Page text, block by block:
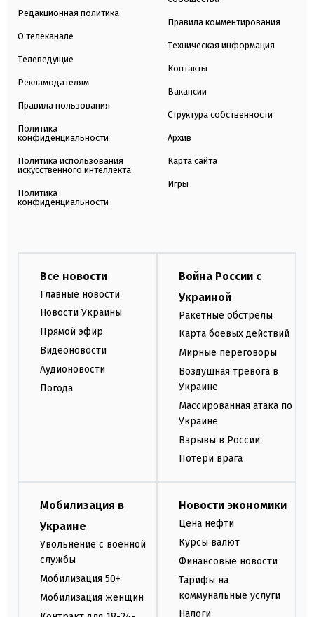
Редакционная политика
О телеканале
Телеведущие
Рекламодателям
Правила пользования
Политика
конфиденциальности
Политика использования
искусственного интеллекта
Политика
конфиденциальности
Правила комментирования
Техническая информация
Контакты
Вакансии
Структура собственности
Архив
Карта сайта
Игры
Все новости
Главные новости
Новости Украины
Прямой эфир
Видеоновости
Аудионовости
Погода
Война России с
Украиной
Ракетные обстрелы
Карта боевых действий
Мирные переговоры
Воздушная тревога в
Украине
Массированная атака по
Украине
Взрывы в России
Потери врага
Мобилизация в
Украине
Увольнение с военной
службы
Мобилизация 50+
Мобилизация женщин
Новости экономики
Цена нефти
Курсы валют
Финансовые новости
Тарифы на
коммунальные услуги
Налоги